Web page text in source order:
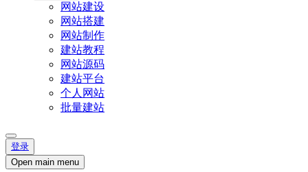
网站建设
网站搭建
网站制作
建站教程
网站源码
建站平台
个人网站
批量建站
登录
Open main menu